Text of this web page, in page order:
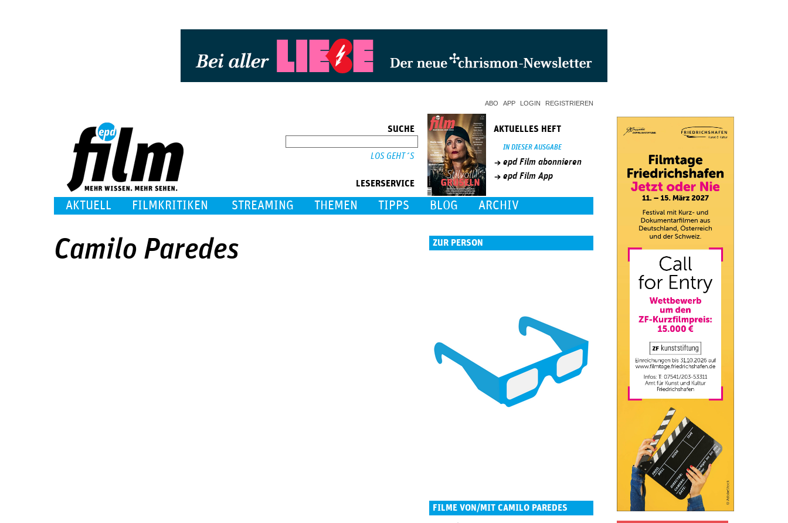
ABO APP LOGIN REGISTRIEREN
SUCHE
LESERSERVICE
AKTUELLES HEFT
IN DIESER AUSGABE
epd Film abonnieren
epd Film App
AKTUELL FILMKRITIKEN STREAMING THEMEN TIPPS BLOG ARCHIV
Camilo Paredes ZUR PERSON
FILME VON/MIT CAMILO PAREDES